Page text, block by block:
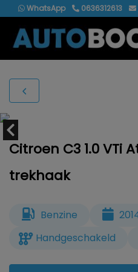
WhatsApp 0636312613
Citroen C3 1.0 VTi
trekhaak
Benzine
Handgeschakeld